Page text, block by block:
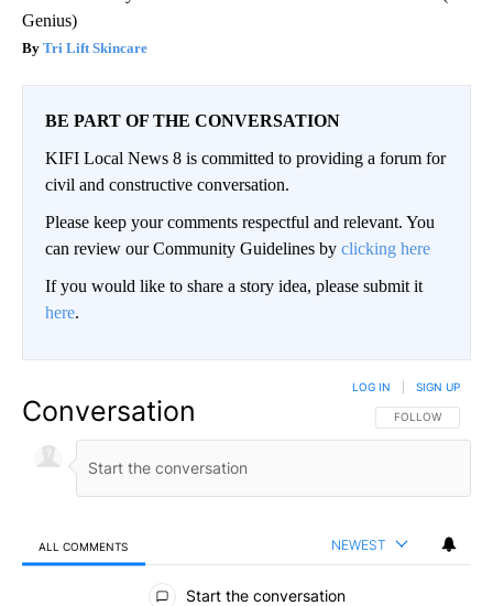
Genius)
Tri Lift Skincare
BE PART OF THE CONVERSATION
KIFI Local News 8 is committed to providing a forum for
civil and constructive conversation.
Please keep your comments respectful and relevant. You
can review our Community Guidelines by clicking here
If you would like to share a story idea, please submit it
here.
Conversation FOLLOW THIS
FOLLOW
LOG IN SIGN UP
ALL COMMENTS NEWEST
All Comments
Start the conversation